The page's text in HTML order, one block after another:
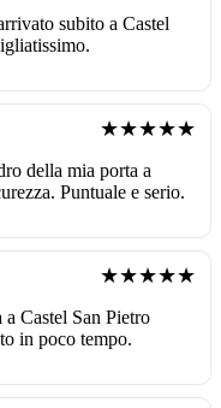
subito a Castel
★★★★★
della mia porta a
Puntuale e serio.
★★★★★
Castel San Pietro
in poco tempo.